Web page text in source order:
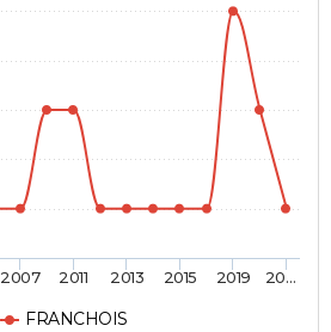
FRANCHOIS
2007 2011 2013 2015 2019 20…